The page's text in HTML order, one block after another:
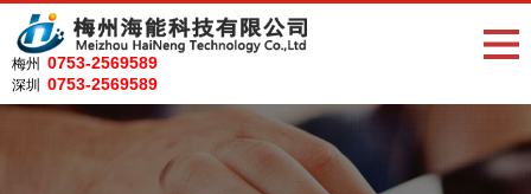
梅州 0753-2569589
深圳 0753-2569589